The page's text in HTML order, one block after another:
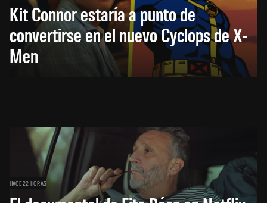
Kit Connor estaría a punto de
convertirse en el nuevo Cyclops de X-
Men
HACE 22 HORAS